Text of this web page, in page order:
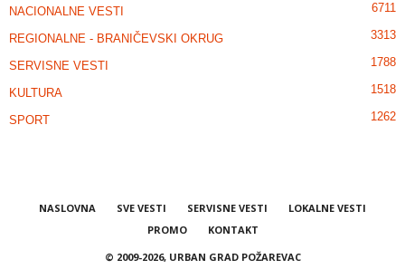
NACIONALNE VESTI 6711
REGIONALNE - BRANIČEVSKI OKRUG 3313
SERVISNE VESTI 1788
KULTURA 1518
SPORT 1262
NASLOVNA SVE VESTI SERVISNE VESTI
LOKALNE VESTI
PROMO
KONTAKT
© 2009-2026, URBAN GRAD POŽAREVAC